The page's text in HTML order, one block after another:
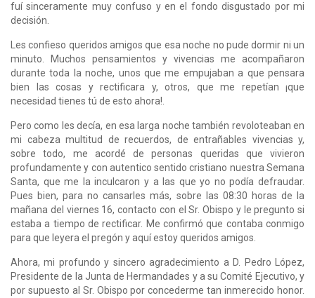
fuí sinceramente muy confuso y en el fondo disgustado por mi
decisión.
Les confieso queridos amigos que esa noche no pude dormir ni un
minuto. Muchos pensamientos y vivencias me acompañaron
durante toda la noche, unos que me empujaban a que pensara
bien las cosas y rectificara y, otros, que me repetían ¡que
necesidad tienes tú de esto ahora!.
Pero como les decía, en esa larga noche también revoloteaban en
mi cabeza multitud de recuerdos, de entrañables vivencias y,
sobre todo, me acordé de personas queridas que vivieron
profundamente y con autentico sentido cristiano nuestra Semana
Santa, que me la inculcaron y a las que yo no podía defraudar.
Pues bien, para no cansarles más, sobre las 08:30 horas de la
mañana del viernes 16, contacto con el Sr. Obispo y le pregunto si
estaba a tiempo de rectificar. Me confirmó que contaba conmigo
para que leyera el pregón y aquí estoy queridos amigos.
Ahora, mi profundo y sincero agradecimiento a D. Pedro López,
Presidente de la Junta de Hermandades y a su Comité Ejecutivo, y
por supuesto al Sr. Obispo por concederme tan inmerecido honor.